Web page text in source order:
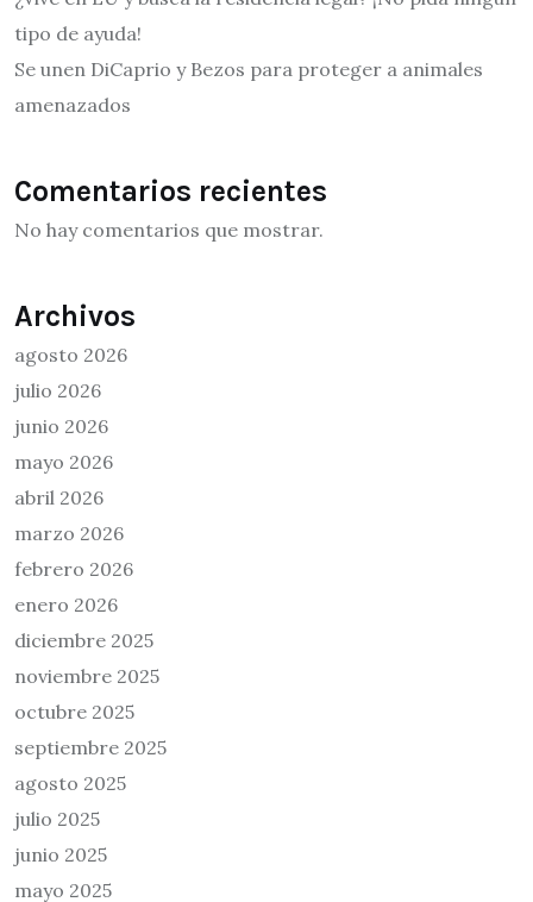
tipo de ayuda!
Se unen DiCaprio y Bezos para proteger a animales
amenazados
Comentarios recientes
No hay comentarios que mostrar.
Archivos
agosto 2026
julio 2026
junio 2026
mayo 2026
abril 2026
marzo 2026
febrero 2026
enero 2026
diciembre 2025
noviembre 2025
octubre 2025
septiembre 2025
agosto 2025
julio 2025
junio 2025
mayo 2025